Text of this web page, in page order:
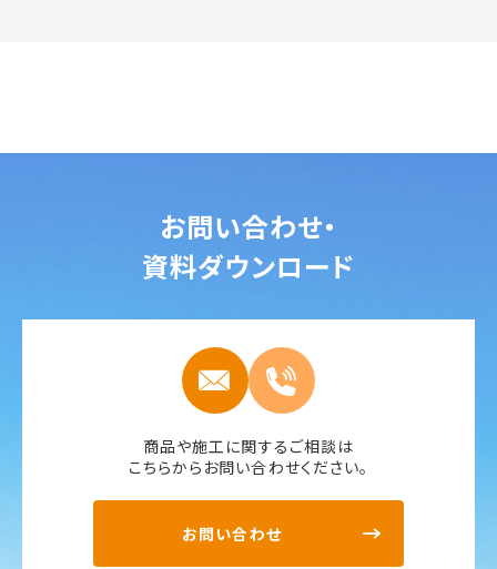
お問い合わせ・
資料ダウンロード
商品や施工に関するご相談は
こちらからお問い合わせください。
お問い合わせ